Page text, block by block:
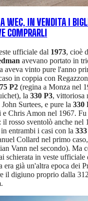
WEC, IN VENDITA I
COMPRARLI
ufficiale dal 1973, cioè
avevano portato in
aveva vinto pure l'anno
in coppia con
P2 (regina a Monza nel
la 330 P3, vittoriosa
Surtees, e pure la 330
Chris Amon nel 1967. Fu
rosso sventolò anche nel
entrambi i casi con la
Collard nel primo
Vann nel secondo). Ma
schierata in veste
era già un'altra epoca dei
il digiuno proprio dalla
.